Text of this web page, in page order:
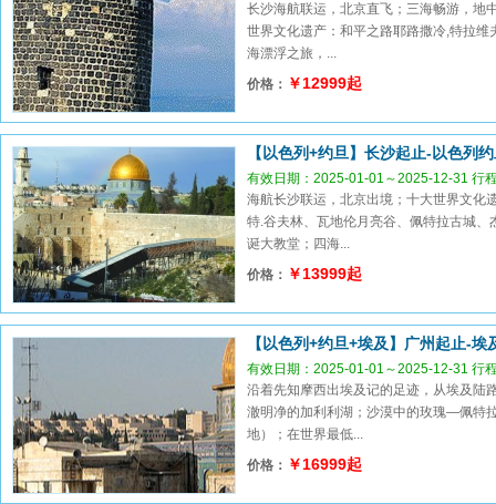
长沙海航联运，北京直飞；三海畅游，地
世界文化遗产：和平之路耶路撒冷,特拉
海漂浮之旅，...
价格： ￥12999起
【以色列+约旦】长沙起止-以色列
有效日期：2025-01-01～2025-12-31 行
海航长沙联运，北京出境；十大世界文化
特.谷夫林、瓦地伦月亮谷、佩特拉古城
诞大教堂；四海...
价格： ￥13999起
【以色列+约旦+埃及】广州起止-
有效日期：2025-01-01～2025-12-31 行
沿着先知摩西出埃及记的足迹，从埃及陆
澈明净的加利利湖；沙漠中的玫瑰—佩特
地）；在世界最低...
价格： ￥16999起